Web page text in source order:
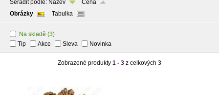
Seřadit podle: Název
Cena
Obrázky
Tabulka
Na skladě (3)
Tip
Akce Sleva Novinka
Zobrazené produkty 1 - 3 z celkových 3